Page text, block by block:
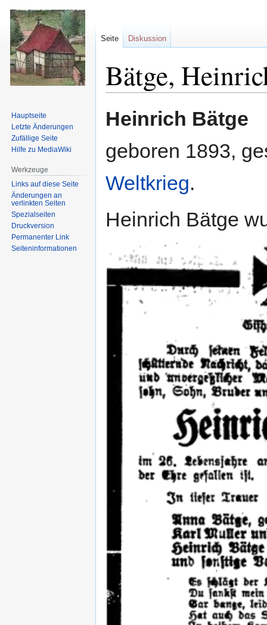
Bätge,
Navigation
Suche
Heinrich Bätge
geboren 1893,
Weltkrieg.
Heinrich Bätge
Seite Diskussion
Hauptseite
Letzte Änderungen
Zufällige Seite
Hilfe zu MediaWiki
Werkzeuge
Links auf diese Seite
Änderungen an
verlinkten Seiten
Spezialseiten
Druckversion
Permanenter Link
Seiten­informationen